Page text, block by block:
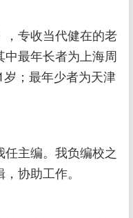
，专收当代健在的老
最年长者为上海周
；最年少者为天津
主编。我负编校之
协助工作。